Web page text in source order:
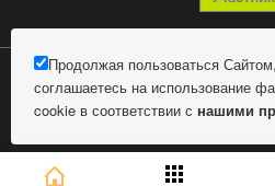
Продолжая пользоваться
соглашаетесь на использование
cookie в соответствии с нашими
© 2009 - 2026 Remontnick.ru.
Политика